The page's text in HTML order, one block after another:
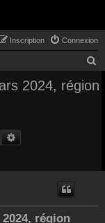
Connexion
Inscription
2024, région
Rechercher
région